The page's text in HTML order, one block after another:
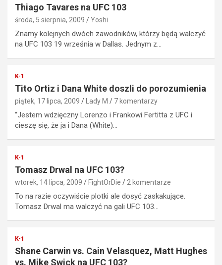
Thiago Tavares na UFC 103
środa, 5 sierpnia, 2009 Yoshi
Znamy kolejnych dwóch zawodników, którzy będą walczyć
na UFC 103 19 września w Dallas. Jednym z…
K-1
Tito Ortiz i Dana White doszli do porozumienia
piątek, 17 lipca, 2009 Lady M 7 komentarzy
“Jestem wdzięczny Lorenzo i Frankowi Fertitta z UFC i
cieszę się, że ja i Dana (White)…
K-1
Tomasz Drwal na UFC 103?
wtorek, 14 lipca, 2009 FightOrDie 2 komentarze
To na razie oczywiście plotki ale dosyć zaskakujące.
Tomasz Drwal ma walczyć na gali UFC 103…
K-1
Shane Carwin vs. Cain Velasquez, Matt Hughes
vs. Mike Swick na UFC 103?